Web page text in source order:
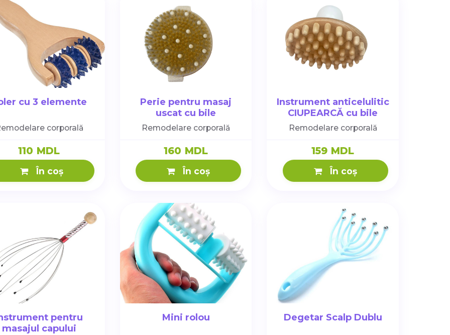
cu 3 elemente
corporală
110 MDL
În coș
Perie pentru masaj
uscat cu bile
Remodelare corporală
160 MDL
În coș
Instrument anticelulitic
CIUPEARCĂ cu bile
Remodelare corporală
159 MDL
În coș
pentru
masajul capului
Mini rolou Degetar Scalp Dublu